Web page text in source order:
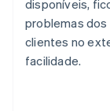
disponíveis,
problemas
clientes no
facilidade.